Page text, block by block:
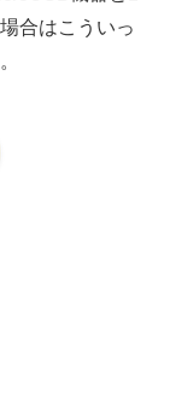
合はこういっ